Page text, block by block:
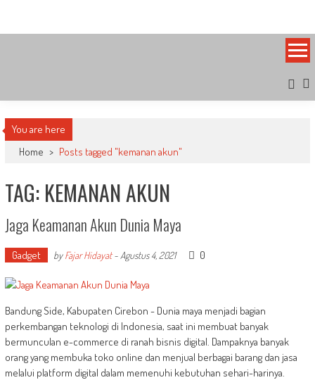
content
You are here
Home > Posts tagged "kemanan akun"
TAG: KEMANAN AKUN
Jaga Keamanan Akun Dunia Maya
Gadget byFajar Hidayat- Agustus 4, 2021 0
Bandung Side, Kabupaten Cirebon - Dunia maya menjadi bagian
perkembangan teknologi di Indonesia, saat ini membuat banyak
bermunculan e-commerce di ranah bisnis digital. Dampaknya banyak
orang yang membuka toko online dan menjual berbagai barang dan jasa
melalui platform digital dalam memenuhi kebutuhan sehari-harinya.